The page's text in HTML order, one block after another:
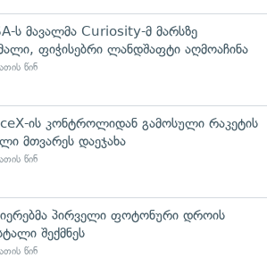
ს მავალმა Curiosity-მ მარსზე
ფიჭისებრი ლანდშაფტი აღმოაჩინა
წინ
ის კონტროლიდან გამოსული რაკეტის
მთვარეს დაეჯახა
წინ
პირველი ფოტონური დროის
შექმნეს
წინ